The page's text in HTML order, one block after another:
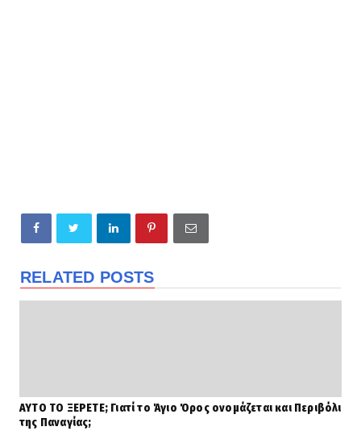
RELATED POSTS
ΑΥΤΟ ΤΟ ΞΕΡΕΤΕ; Γιατί το Άγιο Όρος ονομάζεται και Περιβόλι
της Παναγίας;